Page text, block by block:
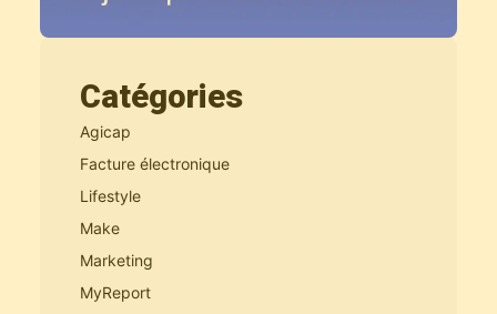
Catégories
Agicap
Facture électronique
Lifestyle
Make
Marketing
MyReport